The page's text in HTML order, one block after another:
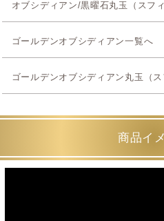
オブシディアン/黒曜石丸玉（スフ
ゴールデンオブシディアン一覧へ
ゴールデンオブシディアン丸玉（
商品イ